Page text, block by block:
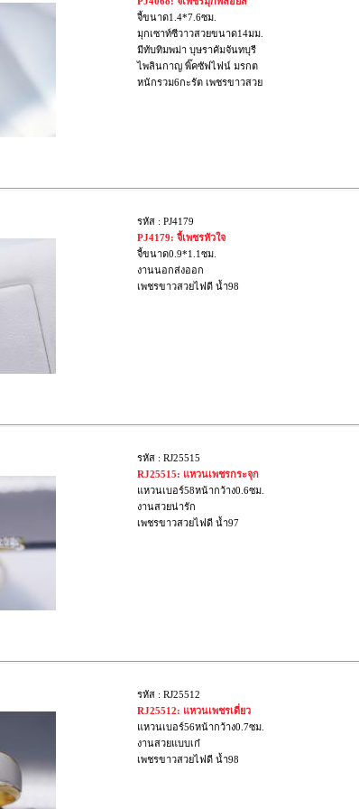
จี้ขนาด1.4*7.6ซม.
มุกเซาท์ซีวาวสวยขนาด14มม.
มีทับทิมพม่า บุษราคัมจันทบุรี
ไพลินกาญ พิ๊คซัฟไฟน์ มรกต
หนักรวม6กะรัต เพชรขาวสวย
รหัส : PJ4179
PJ4179: จี้เพชรหัวใจ
จี้ขนาด0.9*1.1ซม.
งานนอกส่งออก
เพชรขาวสวยไฟดี น้ำ98
รหัส : RJ25515
RJ25515: แหวนเพชรกระจุก
แหวนเบอร์58หน้ากว้าง0.6ซม.
งานสวยน่ารัก
เพชรขาวสวยไฟดี น้ำ97
รหัส : RJ25512
RJ25512: แหวนเพชรเดี่ยว
แหวนเบอร์56หน้ากว้าง0.7ซม.
งานสวยแบบเก๋
เพชรขาวสวยไฟดี น้ำ98